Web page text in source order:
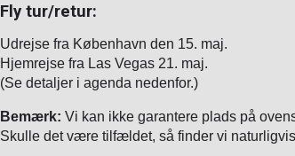
Fly tur/retur:
Udrejse fra København den 15. maj.
Hjemrejse fra Las Vegas 21. maj.
(Se detaljer i agenda nedenfor.)
Bemærk:Vi kan ikke garantere plads på
Skulle det være tilfældet, så finder vi